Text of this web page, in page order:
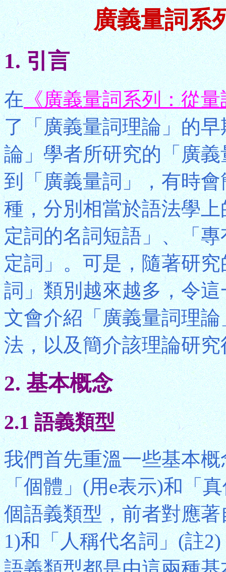
廣義量詞系
1. 引言
在《廣義量詞系列：從
了「廣義量詞理論」的
論」學者所研究的「廣
到「廣義量詞」，有時
種，分別相當於語法學
定詞的名詞短語」、「
定詞」。可是，隨著研
詞」類別越來越多，令
文會介紹「廣義量詞理
法，以及簡介該理論研
2. 基本概念
2.1 語義類型
我們首先重溫一些基本
「個體」(用e表示)和「
個語義類型，前者對應
1)和「人稱代名詞」(註